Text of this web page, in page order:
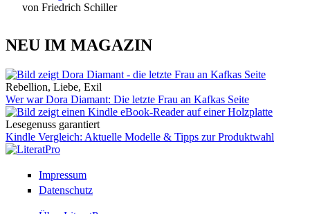
von Friedrich Schiller
NEU IM MAGAZIN
Rebellion, Liebe, Exil
Wer war Dora Diamant: Die letzte Frau an Kafkas Seite
Lesegenuss garantiert
Kindle Vergleich: Aktuelle Modelle & Tipps zur Produktwahl
Impressum
Datenschutz